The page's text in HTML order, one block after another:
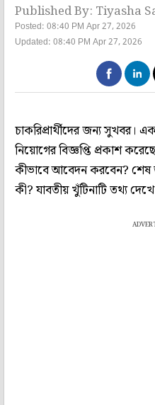
Published By: Tiyasha
Posted: 08:40 PM Apr 27, 2026
Updated: 08:40 PM Apr 27, 2026
চাকরিপ্রার্থীদের জন্য সুখবর।
নিয়োগের বিজ্ঞপ্তি প্রকাশ
কীভাবে আবেদন করবেন? শেষ
কী? যাবতীয় খুঁটিনাটি তথ্য